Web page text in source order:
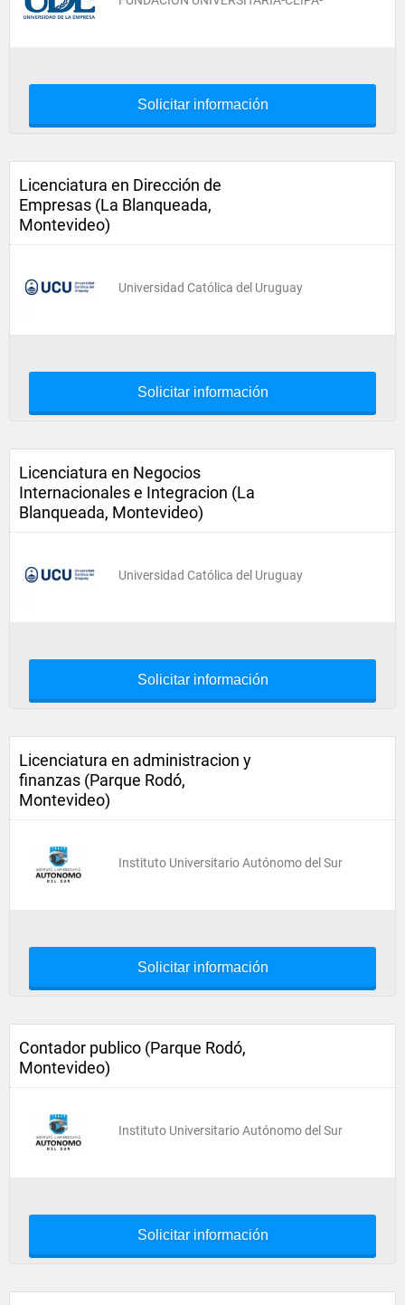
Solicitar información
Licenciatura en Dirección de
Empresas (La Blanqueada,
Montevideo)
Universidad Católica del Uruguay
Solicitar información
Licenciatura en Negocios
Internacionales e Integracion (La
Blanqueada, Montevideo)
Universidad Católica del Uruguay
Solicitar información
Licenciatura en administracion y
finanzas (Parque Rodó,
Montevideo)
Instituto Universitario Autónomo del Sur
Solicitar información
Contador publico (Parque Rodó,
Montevideo)
Instituto Universitario Autónomo del Sur
Solicitar información